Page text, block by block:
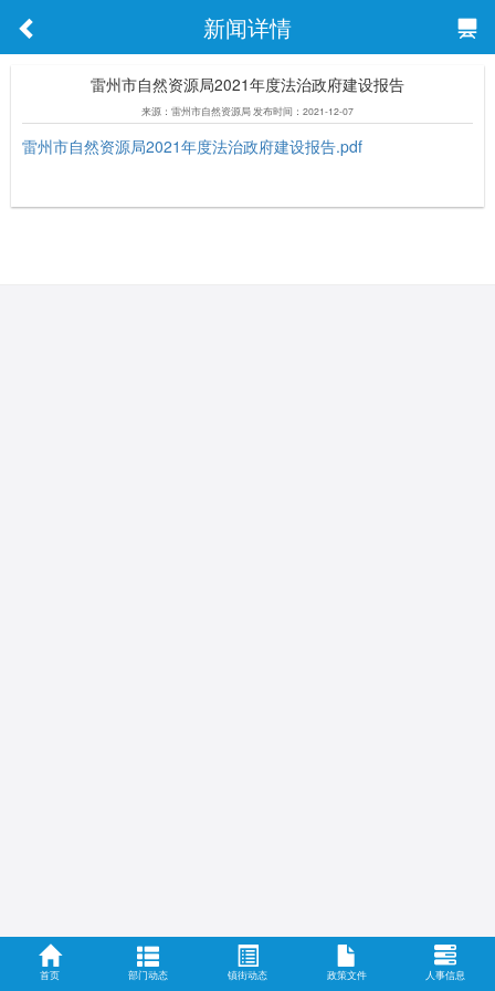
新闻详情
雷州市自然资源局2021年度法治政府建设报告
来源：雷州市自然资源局 发布时间：2021-12-07
雷州市自然资源局2021年度法治政府建设报告.pdf
首页 部门动态 镇街动态 政策文件 人事信息